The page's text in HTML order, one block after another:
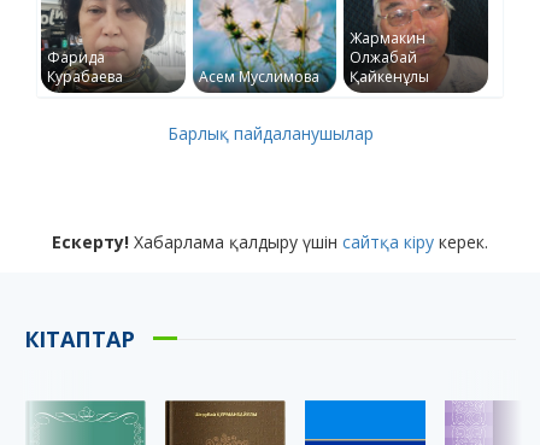
Фарида
Курабаева
Асем Муслимова
Жармакин
Олжабай
Қайкенұлы
Барлық пайдаланушылар
Ескерту! Хабарлама қалдыру үшін сайтқа кіру керек.
КІТАПТАР